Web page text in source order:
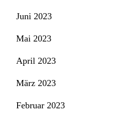
Juni 2023
Mai 2023
April 2023
März 2023
Februar 2023